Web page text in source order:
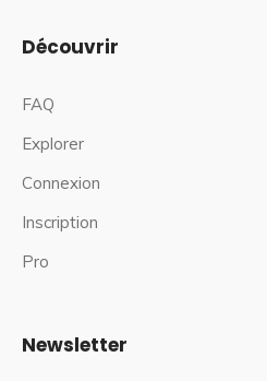
Découvrir
FAQ
Explorer
Connexion
Inscription
Pro
Newsletter